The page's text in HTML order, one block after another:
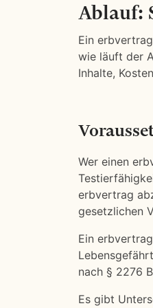
Ablauf:
Ein
wie läuft der
Inhalte,
Wer einen
erbvertrag
gesetzlichen
Ein
nach § 2276
Es gibt